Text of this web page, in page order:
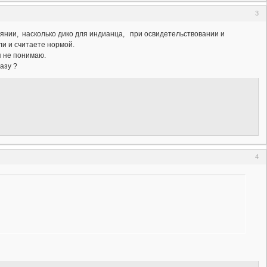
3
насколько дико для индианца, при освидетельствовании и
и считаете нормой.
не понимаю.
?
4